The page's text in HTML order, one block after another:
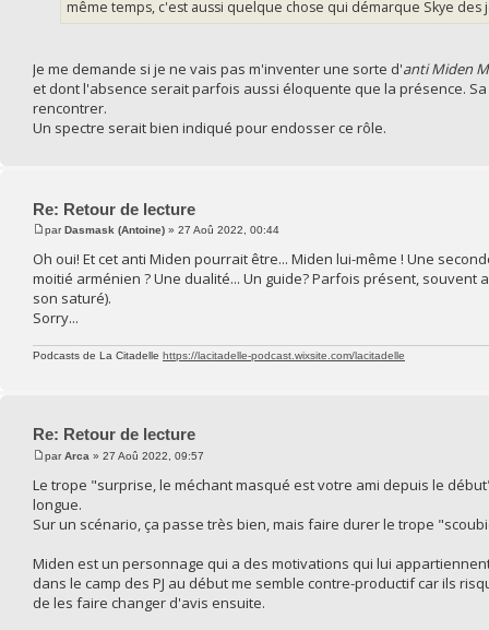
même temps, c'est aussi quelque chose qui démarque Skye
Je me demande si je ne vais pas m'inventer une sorte d'anti Miden
et dont l'absence serait parfois aussi éloquente que la présence.
rencontrer.
Un spectre serait bien indiqué pour endosser ce rôle.
Re: Retour de lecture
parDasmask (Antoine) » 27 Aoû 2022, 00:44
Oh oui! Et cet anti Miden pourrait être... Miden lui-même ! Une
moitié arménien ? Une dualité... Un guide? Parfois présent, souvent
son saturé).
Sorry...
Podcasts de La Citadelle https://lacitadelle-podcast.wixsite.com/lacitadelle
Re: Retour de lecture
parArca » 27 Aoû 2022, 09:57
Le trope "surprise, le méchant masqué est votre ami depuis le
longue.
Sur un scénario, ça passe très bien, mais faire durer le trope
Miden est un personnage qui a des motivations qui lui
dans le camp des PJ au début me semble contre-productif car ils
de les faire changer d'avis ensuite.